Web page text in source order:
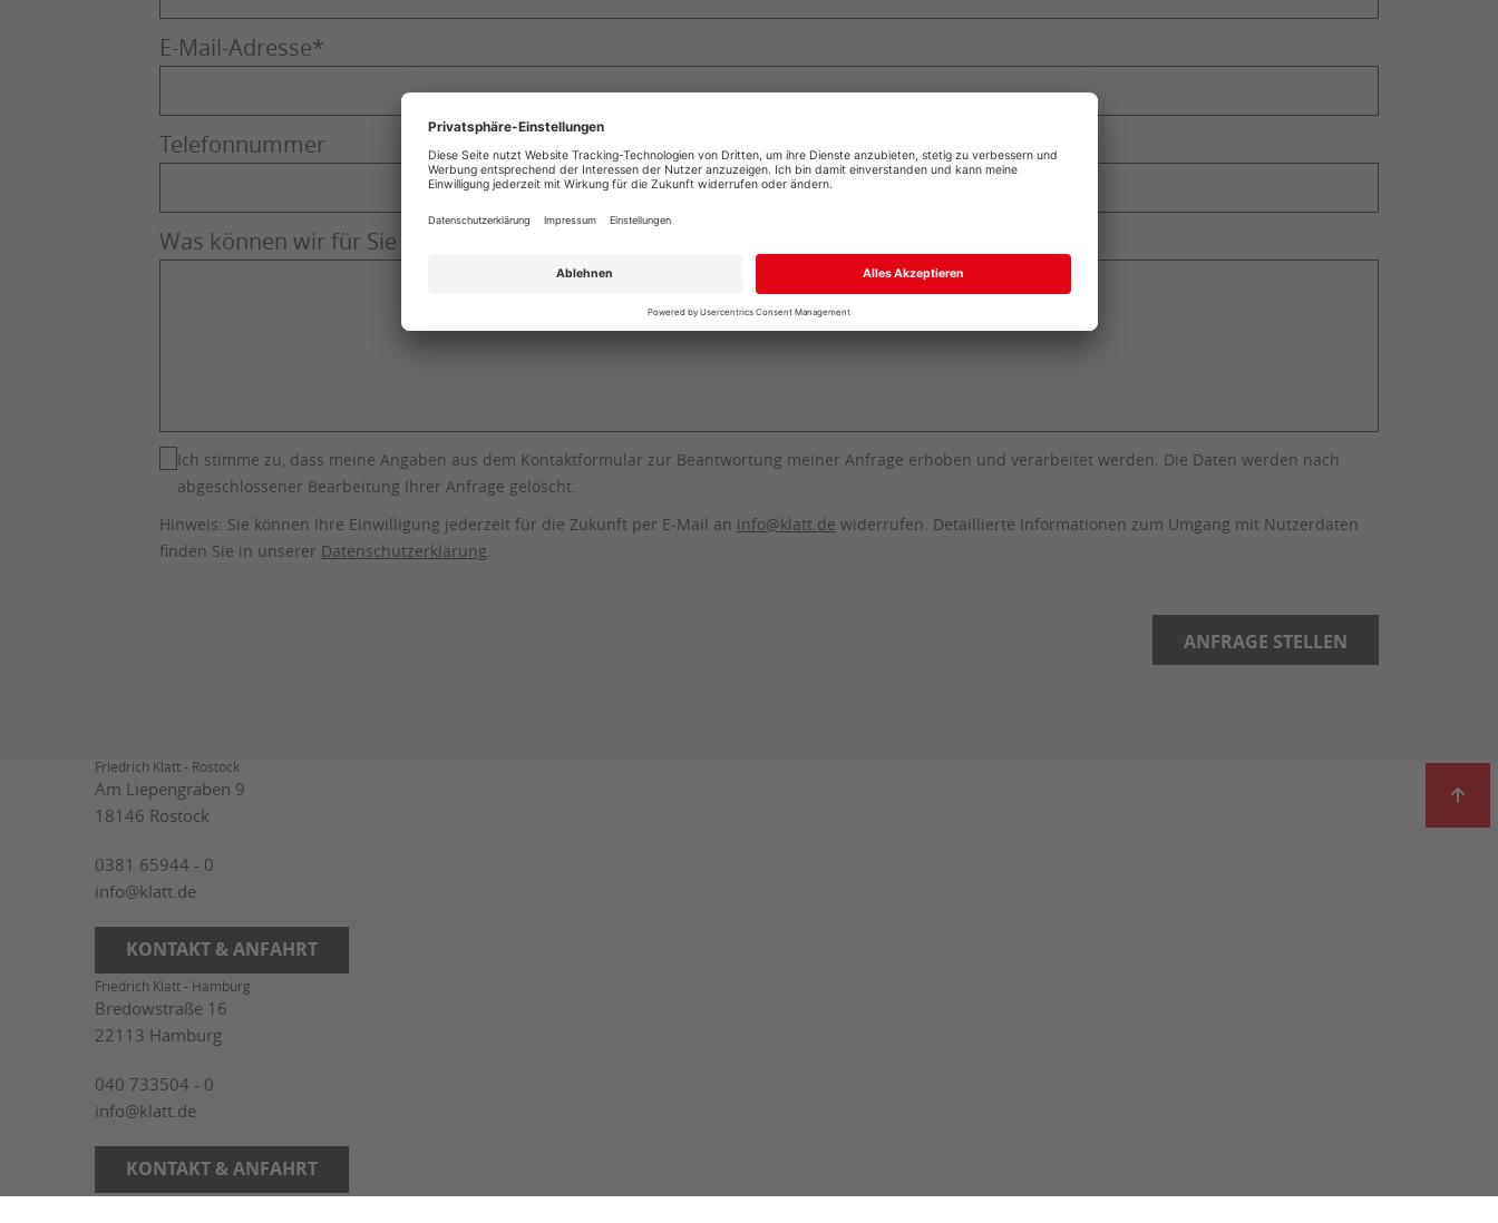
E-Mail-Adresse*
Telefonnummer
Was können wir für Sie tun?
Ich stimme zu, dass meine Angaben aus dem Kontaktformular zur Beantwortung meiner Anfrage erhoben und verarbeitet werden. Die Daten werden nach
abgeschlossener Bearbeitung Ihrer Anfrage gelöscht.
Hinweis: Sie können Ihre Einwilligung jederzeit für die Zukunft per E-Mail an info@klatt.de widerrufen. Detaillierte Informationen zum Umgang mit Nutzerdaten
finden Sie in unserer Datenschutzerklärung
Friedrich Klatt - Rostock
Am Liepengraben 9
18146 Rostock
0381 65944 - 0
info@klatt.de
KONTAKT & ANFAHRT
Friedrich Klatt - Hamburg
Bredowstraße 16
22113 Hamburg
040 733504 - 0
info@klatt.de
KONTAKT & ANFAHRT